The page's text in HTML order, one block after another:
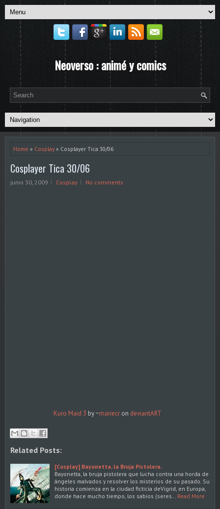
Neoverso : animé y comics
Home » Cosplay» Cosplayer Tica 30/06
Cosplayer Tica 30/06
junio 30, 2009 Cosplay No comments
Kuro Maid 3 by ~mariecr on deviantART
Related Posts:
[Cosplay] Bayonetta, la Bruja Pistolera.
Bayonetta, la bruja pistolera que lucha contra una horda de
ángeles malvados y resolver los misterios de su pasado. Su
historia comienza en la ciudad ficticia deVigrid, en Europa,
donde hace mucho tiempo, los sabios (seres…
Read More